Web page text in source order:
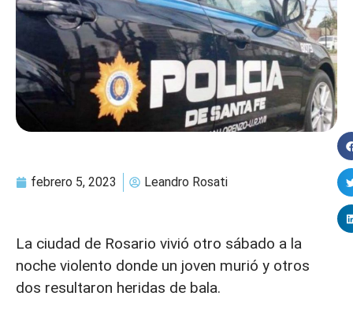
febrero 5, 2023 Leandro Rosati
La ciudad de Rosario vivió otro sábado a la
noche violento donde un joven murió y otros
dos resultaron heridas de bala.